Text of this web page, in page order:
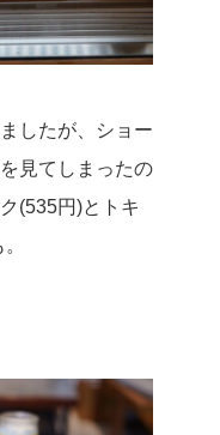
したが、ショー
見てしまったの
(535円)とトキ